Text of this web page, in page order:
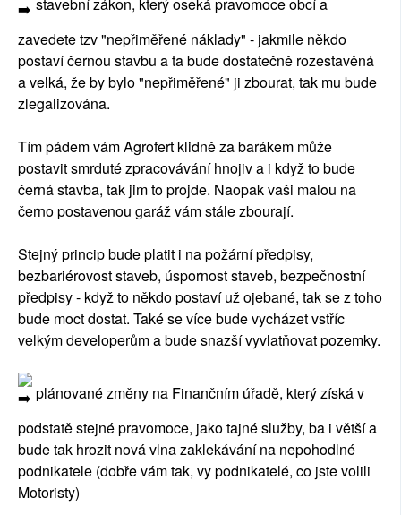
stavební zákon, který oseká pravomoce obcí a
zavedete tzv "nepřiměřené náklady" - jakmile někdo
postaví černou stavbu a ta bude dostatečně rozestavěná
a velká, že by bylo "nepřiměřené" ji zbourat, tak mu bude
zlegalizována.
Tím pádem vám Agrofert klidně za barákem může
postavit smrduté zpracovávání hnojiv a i když to bude
černá stavba, tak jim to projde. Naopak vaši malou na
černo postavenou garáž vám stále zbourají.
Stejný princip bude platit i na požární předpisy,
bezbariérovost staveb, úspornost staveb, bezpečnostní
předpisy - když to někdo postaví už ojebané, tak se z toho
bude moct dostat. Také se více bude vycházet vstříc
velkým developerům a bude snazší vyvlatňovat pozemky.
plánované změny na Finančním úřadě, který získá v
podstatě stejné pravomoce, jako tajné služby, ba i větší a
bude tak hrozit nová vlna zaklekávání na nepohodlné
podnikatele (dobře vám tak, vy podnikatelé, co jste volili
Motoristy)